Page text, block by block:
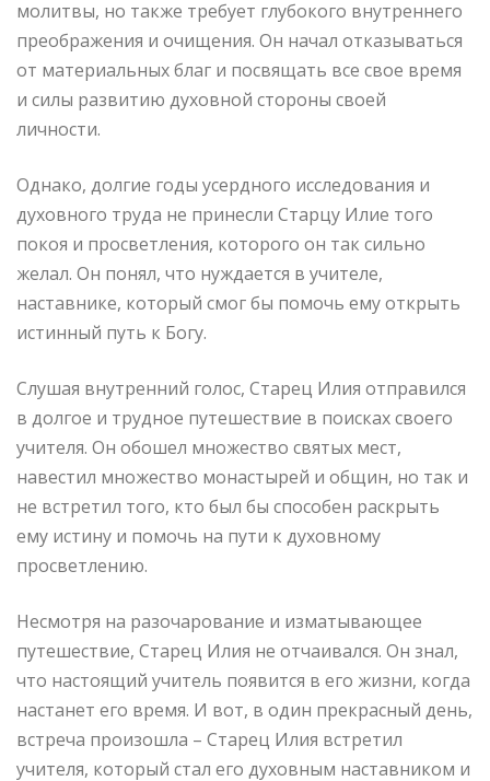
молитвы, но также требует глубокого внутреннего
преображения и очищения. Он начал отказываться
от материальных благ и посвящать все свое время
и силы развитию духовной стороны своей
личности.
Однако, долгие годы усердного исследования и
духовного труда не принесли Старцу Илие того
покоя и просветления, которого он так сильно
желал. Он понял, что нуждается в учителе,
наставнике, который смог бы помочь ему открыть
истинный путь к Богу.
Слушая внутренний голос, Старец Илия отправился
в долгое и трудное путешествие в поисках своего
учителя. Он обошел множество святых мест,
навестил множество монастырей и общин, но так и
не встретил того, кто был бы способен раскрыть
ему истину и помочь на пути к духовному
просветлению.
Несмотря на разочарование и изматывающее
путешествие, Старец Илия не отчаивался. Он знал,
что настоящий учитель появится в его жизни, когда
настанет его время. И вот, в один прекрасный день,
встреча произошла – Старец Илия встретил
учителя, который стал его духовным наставником и